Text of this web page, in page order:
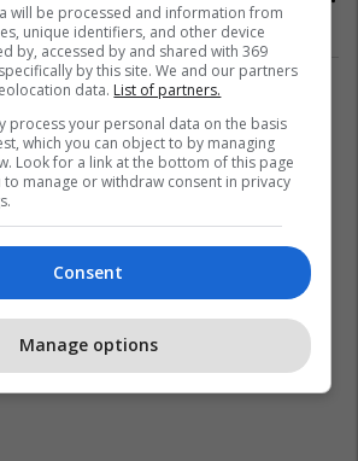
mijëra euro
Shqipëri 04/10/2025
2
will be processed and information from
unique identifiers, and other device
by, accessed by and shared with 369
by this site. We and our partners
data. List of partners.
process your personal data on the basis
which you can object to by managing
Look for a link at the bottom of this page
to manage or withdraw consent in privacy
Consent
Manage options